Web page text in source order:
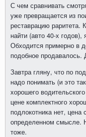
С чем сравнивать
уже превращается из
реставрацию раритета.
найти (авто 40-х
Обходится примерно в
подобное продавалось.
Завтра гляну, что по
надо понимать (и это
хорошего
цене комплектного
подлокотника нет,
определенном смысле.
тоже.